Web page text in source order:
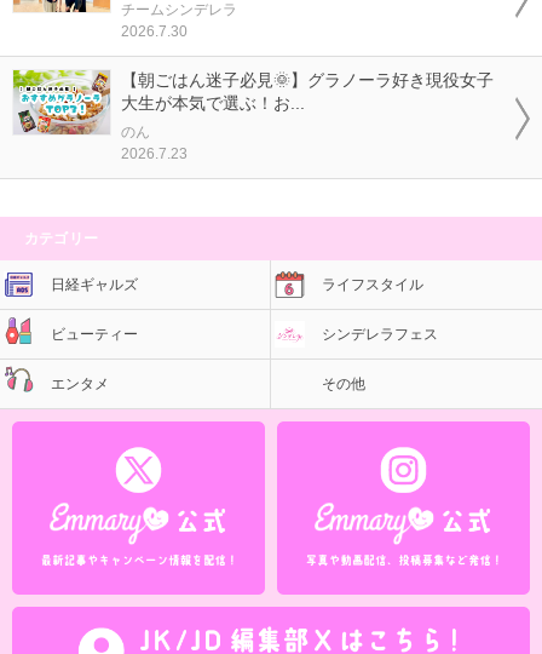
チームシンデレラ
2026.7.30
【朝ごはん迷子必見🌞】グラノーラ好き現役女子
大生が本気で選ぶ！お...
のん
2026.7.23
カテゴリー
日経ギャルズ ライフスタイル
ビューティー シンデレラフェス
エンタメ その他